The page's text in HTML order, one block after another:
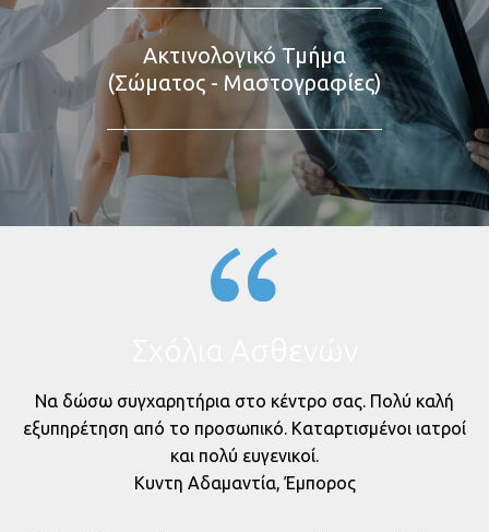
Ακτινολογικό Τμήμα
(Σώματος - Μαστογραφίες)
Να δώσω συγχαρητήρια στο κέντρο σας. Πολύ καλή
εξυπηρέτηση από το προσωπικό. Καταρτισμένοι ιατροί
και πολύ ευγενικοί.
Κυντη Αδαμαντία, Έμπορος